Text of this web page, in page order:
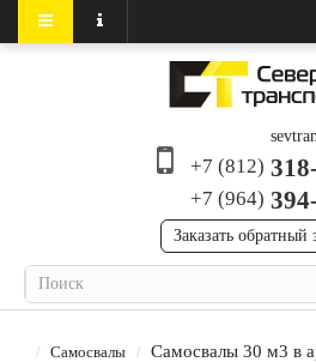
+7 (812)
+7 (964)
Заказать обратный
Самосвалы Самосвалы 30 м3 в